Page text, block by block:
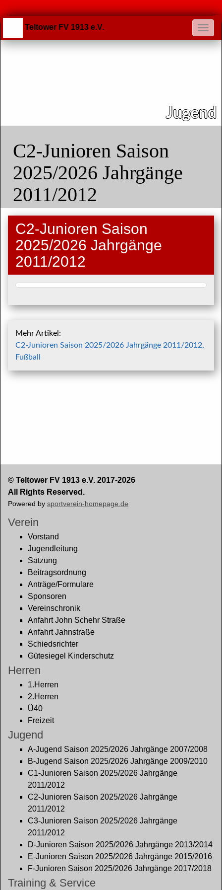
Teltower FV 1913 e.V.
Jugend
C2-Junioren Saison
2025/2026 Jahrgänge
2011/2012
C2-Junioren Saison
2025/2026 Jahrgänge
2011/2012
Mehr Artikel:
C2-Junioren Saison 2025/2026 Jahrgänge 2011/2012,
Fußball
© Teltower FV 1913 e.V. 2017-2026
All Rights Reserved.
Powered by sportverein-homepage.de
Verein
Vorstand
Jugendleitung
Satzung
Beitragsordnung
Anträge/Formulare
Sponsoren
Vereinschronik
Anfahrt John Schehr Straße
Anfahrt Jahnstraße
Schiedsrichter
Gütesiegel Kinderschutz
Herren
1.Herren
2.Herren
Ü40
Freizeit
Jugend
A-Jugend Saison 2025/2026 Jahrgänge 2007/2008
B-Jugend Saison 2025/2026 Jahrgänge 2009/2010
C1-Junioren Saison 2025/2026 Jahrgänge
2011/2012
C2-Junioren Saison 2025/2026 Jahrgänge
2011/2012
C3-Junioren Saison 2025/2026 Jahrgänge
2011/2012
D-Junioren Saison 2025/2026 Jahrgänge 2013/2014
E-Junioren Saison 2025/2026 Jahrgänge 2015/2016
F-Junioren Saison 2025/2026 Jahrgänge 2017/2018
Training & Service